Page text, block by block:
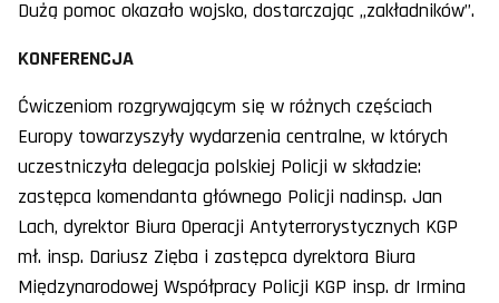
Dużą pomoc okazało wojsko, dostarczając „zakładników”.
KONFERENCJA
Ćwiczeniom rozgrywającym się w różnych częściach
Europy towarzyszyły wydarzenia centralne, w których
uczestniczyła delegacja polskiej Policji w składzie:
zastępca komendanta głównego Policji nadinsp. Jan
Lach, dyrektor Biura Operacji Antyterrorystycznych KGP
mł. insp. Dariusz Zięba i zastępca dyrektora Biura
Międzynarodowej Współpracy Policji KGP insp. dr Irmina